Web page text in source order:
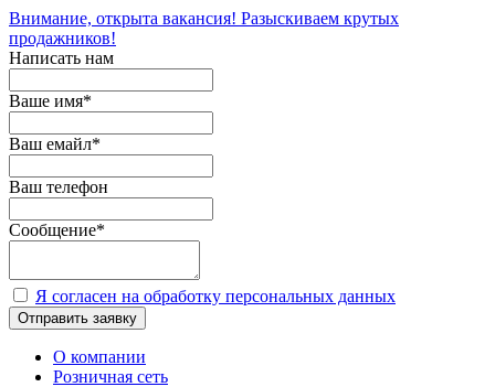
Внимание, открыта вакансия! Разыскиваем крутых
продажников!
Написать нам
Ваше имя*
Ваш емайл*
Ваш телефон
Сообщение*
Я согласен на обработку персональных данных
Отправить заявку
О компании
Розничная сеть